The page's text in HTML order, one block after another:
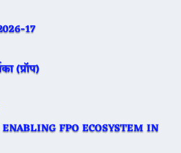
17
(प्रॉप)
FPO ECOSYSTEM IN